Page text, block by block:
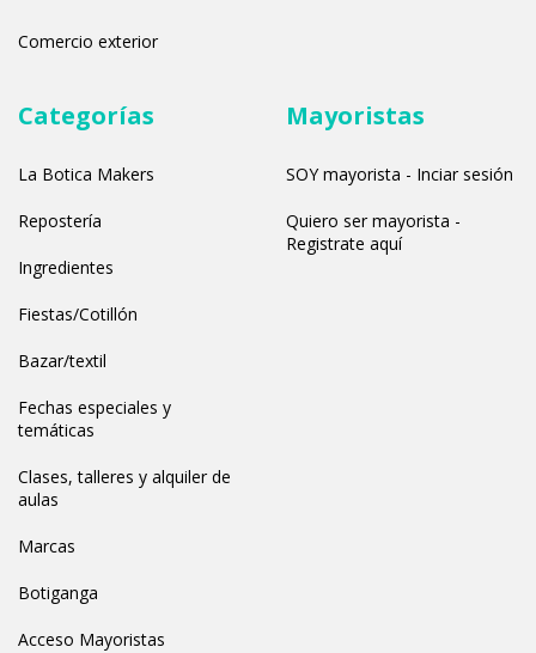
Comercio exterior
Categorías
La Botica Makers
Repostería
Ingredientes
Fiestas/Cotillón
Bazar/textil
Fechas especiales y
temáticas
Clases, talleres y alquiler de
aulas
Marcas
Botiganga
Acceso Mayoristas
Mayoristas
SOY mayorista - Inciar sesión
Quiero ser mayorista -
Registrate aquí